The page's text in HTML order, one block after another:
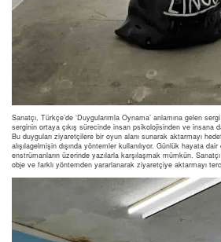
Sanatçı, Türkçe’de ‘Duygularımla Oynama’ anlamına gelen
serginin ortaya çıkış sürecinde insan psikolojisinden ve insana
Bu duyguları ziyaretçilere bir oyun alanı sunarak aktarmayı
alışılagelmişin dışında yöntemler kullanılıyor. Günlük hayata
enstrümanların üzerinde yazılarla karşılaşmak mümkün.
obje ve farklı yöntemden yararlanarak ziyaretçiye aktarmayı